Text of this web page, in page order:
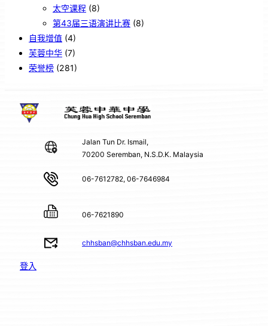
太空课程 (8)
第43届三语演讲比赛 (8)
自我增值 (4)
芙蓉中华 (7)
荣誉榜 (281)
Jalan Tun Dr. Ismail,
70200 Seremban, N.S.D.K. Malaysia
06-7612782, 06-7646984
06-7621890
chhsban@chhsban.edu.my
登入